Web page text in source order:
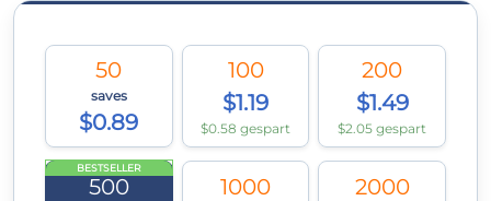
50
saves
$0.89
100
$1.19
$0.58 gespart
200
$1.49
$2.05 gespart
BESTSELLER
500
1000
2000